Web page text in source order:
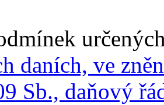
daních, ve
Sb., daňový